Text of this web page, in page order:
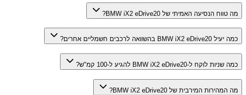
מה טווח הנסיעה האמיתי של BMW iX2 eDrive20?
כמה יעיל BMW iX2 eDrive20 בהשוואה לרכבים חשמליים אחרים?
כמה שניות לוקח ל-BMW iX2 eDrive20 להגיע ל-100 קמ"ש?
מה המהירות המירבית של BMW iX2 eDrive20?